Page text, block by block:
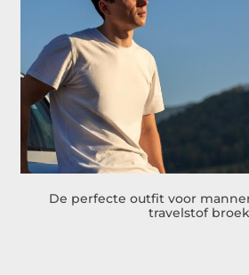
De perfecte outfit voor
travelstof broek